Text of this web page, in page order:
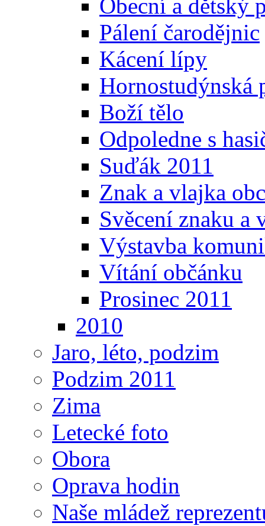
Obecní a dětský
Pálení čarodějnic
Kácení lípy
Hornostudýnská
Boží tělo
Odpoledne s
Suďák 2011
Znak a vlajka
Svěcení znaku a
Výstavba
Vítání občánku
Prosinec 2011
2010
Jaro, léto, podzim
Podzim 2011
Zima
Letecké foto
Obora
Oprava hodin
Naše mládež